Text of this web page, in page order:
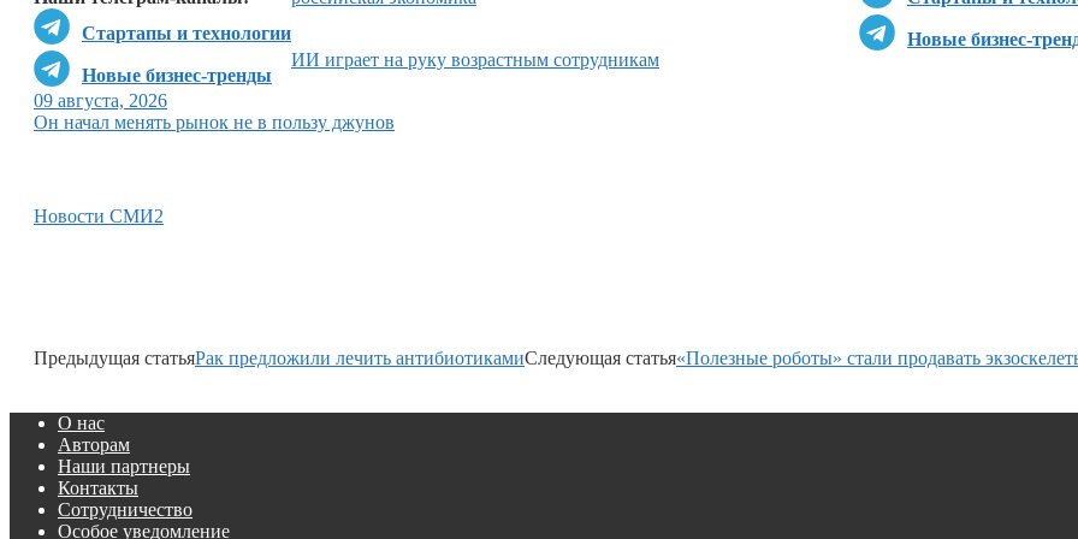
Новые бизнес-
Стартапы и технологии
Новые бизнес-тренды
ИИ играет на руку возрастным сотрудникам
09 августа, 2026
Он начал менять рынок не в пользу джунов
Новости СМИ2
Предыдущая статьяРак предложили лечить антибиотикамиСледующая статья«Полезные роботы» стали продавать
О нас
Авторам
Наши партнеры
Контакты
Сотрудничество
Особое уведомление